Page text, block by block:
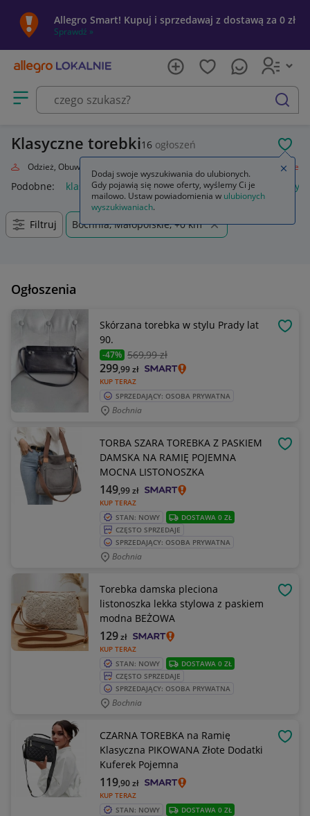
Allegro Smart! Kupuj i sprzedawaj z dostawą za 0 zł
Sprawdź »
Otwórz menu z kategoriami
szukaj
Klasyczne torebki16 ogłoszeń
Odzież, Obuwie, Dodatki Klasyczne
Podobne: klasyczne struny do gitary klasycznej lalki
Filtruj Bochnia, Małopolskie, +0 km
Ogłoszenia
Skórzana torebka w stylu Prady lat
90.
-47% 569,99 zł
KUP TERAZ
299,99zł
SPRZEDAJĄCY: OSOBA PRYWATNA
Bochnia
TORBA SZARA TOREBKA Z PASKIEM
DAMSKA NA RAMIĘ POJEMNA
MOCNA LISTONOSZKA
KUP TERAZ
149,99zł
STAN: NOWY
DOSTAWA 0 ZŁ
CZĘSTO SPRZEDAJE
SPRZEDAJĄCY: OSOBA PRYWATNA
Bochnia
Torebka damska pleciona
listonoszka lekka stylowa z paskiem
modna BEŻOWA
KUP TERAZ
129zł
STAN: NOWY
DOSTAWA 0 ZŁ
CZĘSTO SPRZEDAJE
SPRZEDAJĄCY: OSOBA PRYWATNA
Bochnia
CZARNA TOREBKA na Ramię
Klasyczna PIKOWANA Złote Dodatki
Kuferek Pojemna
KUP TERAZ
119,90zł
STAN: NOWY
DOSTAWA 0 ZŁ
Dodaj swoje wyszukiwania do ulubionych.
Gdy pojawią się nowe oferty, wyślemy Ci je
mailowo. Ustaw powiadomienia w ulubionych
wyszukiwaniach.